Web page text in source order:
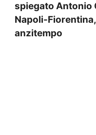
spiegato Antonio
Napoli-
anzitempo